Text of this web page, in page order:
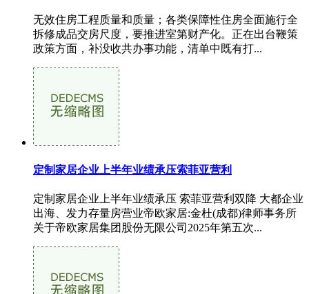
无效住房工程质量和质量；各类保障性住房全面施行全
拆修成品交房尺度，要推进室第财产化。正在出台鞭策
政策方面，补没收共办事功能，清单中既有打...
定制家居企业上半年业绩承压索菲亚营利
定制家居企业上半年业绩承压 索菲亚营利双降 大都企业
出海、发力存量房营业帝欧家居:金杜(成都)律师事务所
关于帝欧家居集团股份无限公司2025年第五次...